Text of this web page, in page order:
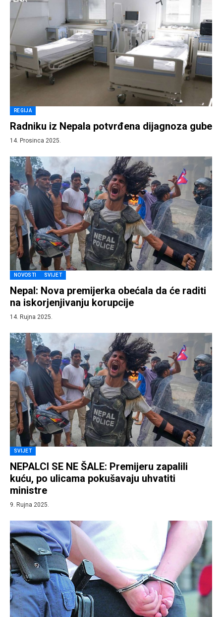
REGIJA
Radniku iz Nepala potvrđena dijagnoza gube
14. Prosinca 2025.
NOVOSTI SVIJET
Nepal: Nova premijerka obećala da će raditi
na iskorjenjivanju korupcije
14. Rujna 2025.
SVIJET
NEPALCI SE NE ŠALE: Premijeru zapalili
kuću, po ulicama pokušavaju uhvatiti
ministre
9. Rujna 2025.